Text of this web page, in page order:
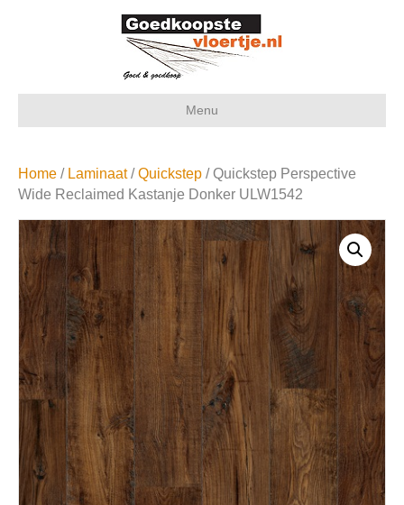
Menu
Home / Laminaat/Quickstep / Quickstep Perspective
Wide Reclaimed Kastanje Donker ULW1542